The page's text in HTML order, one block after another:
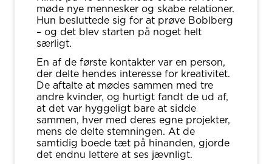
møde nye mennesker og skabe relationer.
Hun besluttede sig for at prøve Boblberg
– og det blev starten på noget helt
særligt.
En af de første kontakter var en person,
der delte hendes interesse for kreativitet.
De aftalte at mødes sammen med tre
andre kvinder, og hurtigt fandt de ud af,
at det var hyggeligt bare at sidde
sammen, hver med deres egne projekter,
mens de delte stemningen. At de
samtidig boede tæt på hinanden, gjorde
det endnu lettere at ses jævnligt.